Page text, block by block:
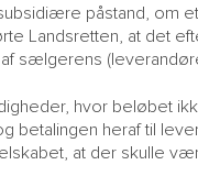
påstand, om
Landsretten, at det
sælgerens
hvor beløbet
betalingen heraf til
at der skulle